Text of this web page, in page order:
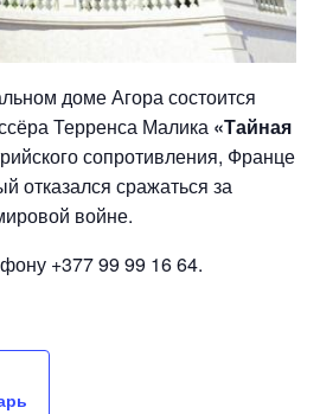
доме Агора состоится
Терренса Малика «Тайная
сопротивления, Франце
отказался сражаться за
войне.
+377 99 99 16 64.